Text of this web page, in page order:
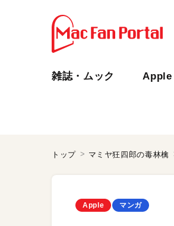
雑誌・ムック Apple
トップ マミヤ狂四郎の毒林檎
Apple マンガ